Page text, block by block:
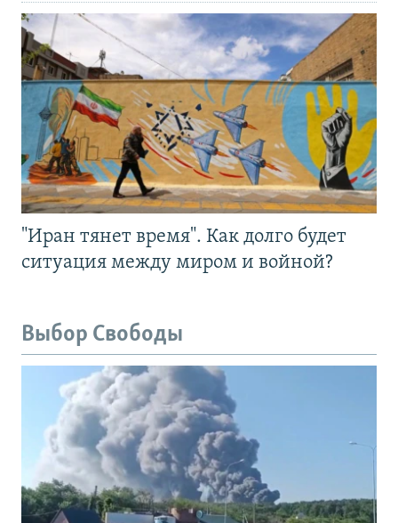
"Иран тянет время". Как долго будет
ситуация между миром и войной?
Выбор Свободы